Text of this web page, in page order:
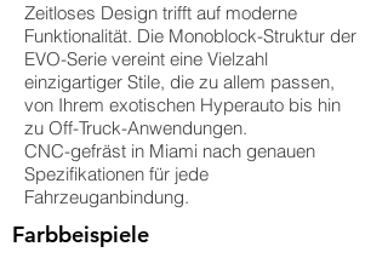
Zeitloses Design trifft auf moderne
Funktionalität. Die Monoblock-Struktur der
EVO-Serie vereint eine Vielzahl
einzigartiger Stile, die zu allem passen,
von Ihrem exotischen Hyperauto bis hin
zu Off-Truck-Anwendungen.
CNC-gefräst in Miami nach genauen
Spezifikationen für jede
Fahrzeuganbindung.
Farbbeispiele